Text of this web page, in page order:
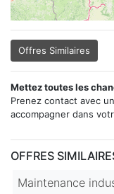
Offres Similaires
Mettez toutes les
Prenez contact avec un
accompagner dans
OFFRES
Maintenance